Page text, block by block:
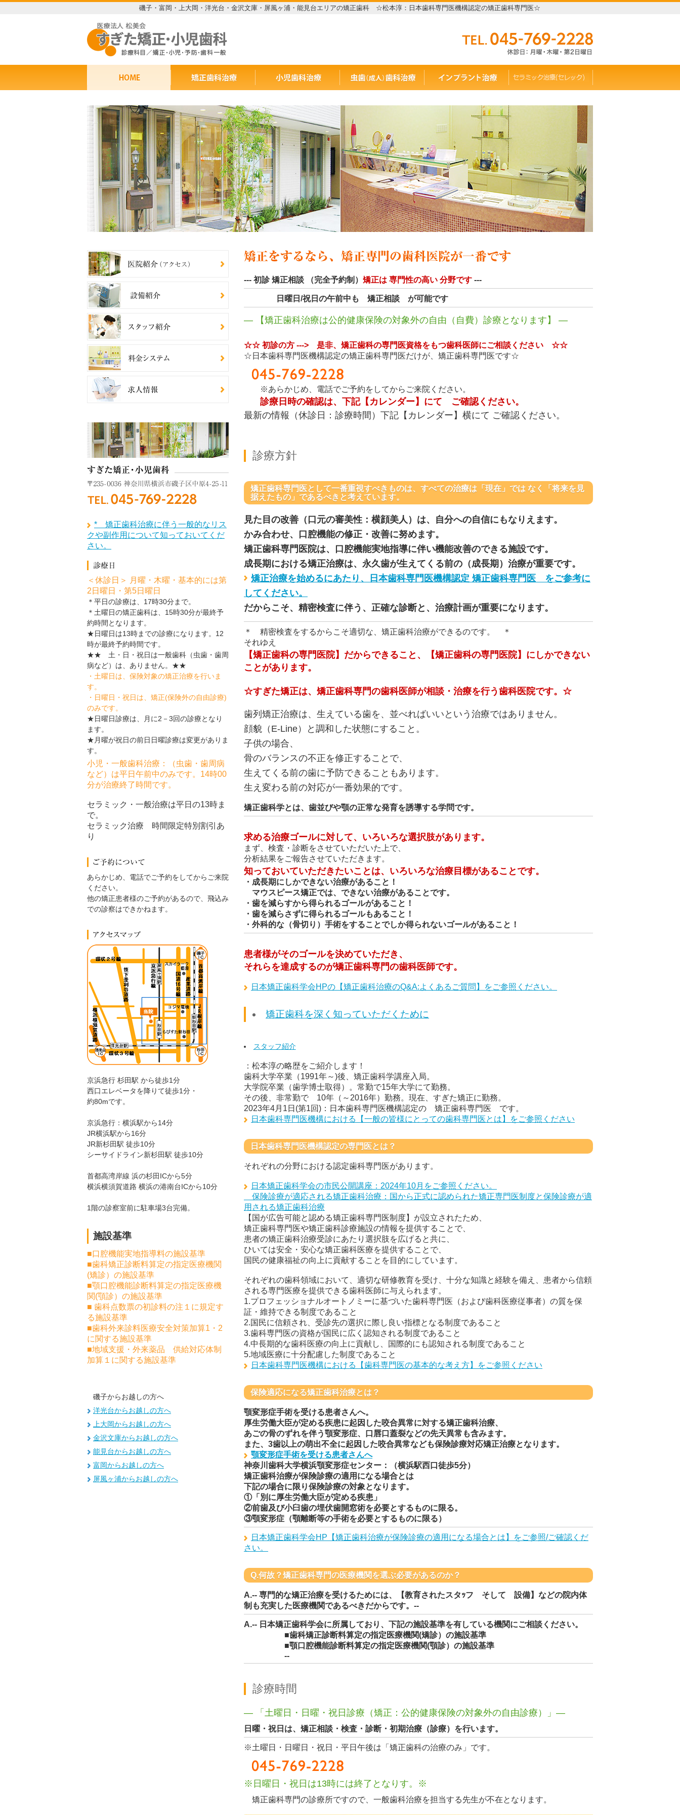
磯子・富岡・上大岡・洋光台・金沢文庫・屏風ヶ浦・能見台エリアの矯正歯科 ☆松本淳：日本歯科専門医機構認定の矯正歯科専門医☆
--- 初診 矯正相談 （完全予約制） 矯正は 専門性の高い 分野です ---
日曜日/祝日の午前中も 矯正相談 が可能です
― 【矯正歯科治療は公的健康保険の対象外の自由（自費）診療となります】 ―
☆☆ 初診の方 ---> 是非、矯正歯科の専門医資格をもつ歯科医師にご相談ください ☆☆
☆日本歯科専門医機構認定の矯正歯科専門医だけが、矯正歯科専門医です☆
※あらかじめ、電話でご予約をしてからご来院ください。
診療日時の確認は、下記【カレンダー】にて ご確認ください。
最新の情報（休診日：診療時間）下記【カレンダー】横にて ご確認ください。
診療方針
矯正歯科専門医として一番重視すべきものは、すべての治療は「現在」では なく「将来を見
据えたもの」であるべきと考えています。
見た目の改善（口元の審美性：横顔美人）は、自分への自信にもなりえます。
かみ合わせ、口腔機能の修正・改善に努めます。
矯正歯科専門医院は、口腔機能実地指導に伴い機能改善のできる施設です。
成長期における矯正治療は、永久歯が生えてくる前の（成長期）治療が重要です。
矯正治療を始めるにあたり、日本歯科専門医機構認定 矯正歯科専門医 をご参考に
してください。
だからこそ、精密検査に伴う、正確な診断と、治療計画が重要になります。
＊ 精密検査をするからこそ適切な、矯正歯科治療ができるのです。 ＊
それゆえ
【矯正歯科の専門医院】だからできること、【矯正歯科の専門医院】にしかできない
ことがあります。
☆すぎた矯正は、矯正歯科専門の歯科医師が相談・治療を行う歯科医院です。☆
歯列矯正治療は、生えている歯を、並べればいいという治療ではありません。
顔貌（E-Line）と調和した状態にすること。
子供の場合、
骨のバランスの不正を修正することで、
生えてくる前の歯に予防できることもあります。
生え変わる前の対応が一番効果的です。
矯正歯科学とは、歯並びや顎の正常な発育を誘導する学問です。
求める治療ゴールに対して、いろいろな選択肢があります。
まず、検査・診断をさせていただいた上で、
分析結果をご報告させていただきます。
知っておいていただきたいことは、いろいろな治療目標があることです。
・成長期にしかできない治療があること！
マウスピース矯正では、できない治療があることです。
・歯を減らすから得られるゴールがあること！
・歯を減らさずに得られるゴールもあること！
・外科的な（骨切り）手術をすることでしか得られないゴールがあること！
患者様がそのゴールを決めていただき、
それらを達成するのが矯正歯科専門の歯科医師です。
日本矯正歯科学会HPの【矯正歯科治療のQ&A:よくあるご質問】をご参照ください。
矯正歯科を深く知っていただくために
スタッフ紹介
：松本淳の略歴をご紹介します！
歯科大学卒業（1991年～)後、矯正歯科学講座入局。
大学院卒業（歯学博士取得）。常勤で15年大学にて勤務。
その後、非常勤で 10年（～2016年）勤務。現在、すぎた矯正に勤務。
2023年4月1日(第1回)：日本歯科専門医機構認定の 矯正歯科専門医 です。
日本歯科専門医機構における【一般の皆様にとっての歯科専門医とは】をご参照ください
日本歯科専門医機構認定の専門医とは？
それぞれの分野における認定歯科専門医があります。
日本矯正歯科学会の市民公開講座：2024年10月をご参照ください。
保険診療が適応される矯正歯科治療：国から正式に認められた矯正専門医制度と保険診療が適
用される矯正歯科治療
【国が広告可能と認める矯正歯科専門医制度】が設立されたため、
矯正歯科専門医や矯正歯科診療施設の情報を提供することで、
患者の矯正歯科治療受診にあたり選択肢を広げると共に、
ひいては安全・安心な矯正歯科医療を提供することで、
国民の健康福祉の向上に貢献することを目的にしています。
それぞれの歯科領域において、適切な研修教育を受け、十分な知識と経験を備え、患者から信頼
される専門医療を提供できる歯科医師に与えられます。
1.プロフェッショナルオートノミーに基づいた歯科専門医（および歯科医療従事者）の質を保
証・維持できる制度であること
2.国民に信頼され、受診先の選択に際し良い指標となる制度であること
3.歯科専門医の資格が国民に広く認知される制度であること
4.中長期的な歯科医療の向上に貢献し、国際的にも認知される制度であること
5.地域医療に十分配慮した制度であること
日本歯科専門医機構における【歯科専門医の基本的な考え方】をご参照ください
保険適応になる矯正歯科治療とは？
顎変形症手術を受ける患者さんへ。
厚生労働大臣が定める疾患に起因した咬合異常に対する矯正歯科治療、
あごの骨のずれを伴う顎変形症、口唇口蓋裂などの先天異常も含みます。
また、3歯以上の萌出不全に起因した咬合異常なども保険診療対応矯正治療となります。
顎変形症手術を受ける患者さんへ
神奈川歯科大学横浜顎変形症センター：（横浜駅西口徒歩5分）
矯正歯科治療が保険診療の適用になる場合とは
下記の場合に限り保険診療の対象となります。
①「別に厚生労働大臣が定める疾患」
②前歯及び小臼歯の埋伏歯開窓術を必要とするものに限る。
③顎変形症（顎離断等の手術を必要とするものに限る）
日本矯正歯科学会HP【矯正歯科治療が保険診療の適用になる場合とは】をご参照/ご確認くだ
さい。
Q.何故？矯正歯科専門の医療機関を選ぶ必要があるのか？
A.-- 専門的な矯正治療を受けるためには、【教育されたスタｯフ そして 設備】などの院内体
制も充実した医療機関であるべきだからです。--
A.-- 日本矯正歯科学会に所属しており、下記の施設基準を有している機関にご相談ください。
■歯科矯正診断料算定の指定医療機関(矯診）の施設基準
■顎口腔機能診断料算定の指定医療機関(顎診）の施設基準
--
診療時間
― 「土曜日・日曜・祝日診療（矯正：公的健康保険の対象外の自由診療）」―
日曜・祝日は、矯正相談・検査・診断・初期治療（診療）を行います。
※土曜日・日曜日・祝日・平日午後は「矯正歯科の治療のみ」です。
※日曜日・祝日は13時には終了となりす。※
矯正歯科専門の診療所ですので、一般歯科治療を担当する先生が不在となります。
* 矯正歯科治療に伴う一般的なリス
クや副作用について知っておいてくだ
さい。
＜休診日＞ 月曜・木曜・基本的には第
2日曜日・第5日曜日
＊平日の診療は、17時30分まで。
＊土曜日の矯正歯科は、15時30分が最終予
約時間となります。
★日曜日は13時までの診療になります。12
時が最終予約時間です。
★★ 土・日・祝日は一般歯科（虫歯・歯周
病など）は、ありません。★★
・土曜日は、保険対象の矯正治療を行いま
す。
・日曜日・祝日は、矯正(保険外の自由診療)
のみです。
★日曜日診療は、月に2－3回の診療となり
ます。
★月曜が祝日の前日日曜診療は変更がありま
す。
小児・一般歯科治療：（虫歯・歯周病
など）は平日午前中のみです。14時00
分が治療終了時間です。
セラミック・一般治療は平日の13時ま
で。
セラミック治療 時間限定特別割引あ
り
あらかじめ、電話でご予約をしてからご来院
ください。
他の矯正患者様のご予約があるので、飛込み
での診察はできかねます。
京浜急行 杉田駅 から徒歩1分
西口エレベータを降りて徒歩1分・
約80mです。
京浜急行：横浜駅から14分
JR横浜駅から16分
JR新杉田駅 徒歩10分
シーサイドライン新杉田駅 徒歩10分
首都高湾岸線 浜の杉田ICから5分
横浜横須賀道路 横浜の港南台ICから10分
1階の診察室前に駐車場3台完備。
施設基準
■口腔機能実地指導料の施設基準
■歯科矯正診断料算定の指定医療機関
(矯診）の施設基準
■顎口腔機能診断料算定の指定医療機
関(顎診）の施設基準
■ 歯科点数票の初診料の注１に規定す
る施設基準
■歯科外来診料医療安全対策加算1・2
に関する施設基準
■地域支援・外来薬品 供給対応体制
加算１に関する施設基準
磯子からお越しの方へ
洋光台からお越しの方へ
上大岡からお越しの方へ
金沢文庫からお越しの方へ
能見台からお越しの方へ
富岡からお越しの方へ
屏風ヶ浦からお越しの方へ